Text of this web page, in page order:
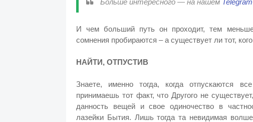
Больше интересного — на нашем
И чем больший путь он проходит, тем
сомнения пробираются – а существует ли тот,
НАЙТИ, ОТПУСТИВ
Знаете, именно тогда, когда отпускаются
принимаешь тот факт, что Другого не
данность вещей и свое одиночество в
лазейки Бытия. Лишь тогда та невидимая